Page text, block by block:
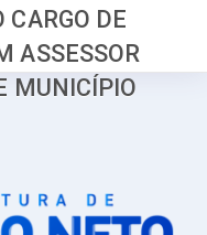
CARGO DE
ASSESSOR
MUNICÍPIO